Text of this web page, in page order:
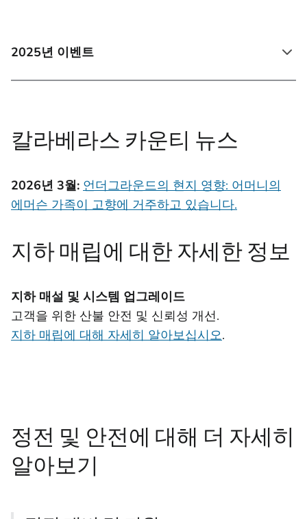
2025년 이벤트
칼라베라스 카운티 뉴스
2026년 3월: 언더그라운드의 현지 영향: 어머니의
에머슨 가족이 고향에 거주하고 있습니다.
지하 매립에 대한 자세한 정보
지하 매설 및 시스템 업그레이드
고객을 위한 산불 안전 및 신뢰성 개선.
지하 매립에 대해 자세히 알아보십시오.
정전 및 안전에 대해 더 자세히
알아보기